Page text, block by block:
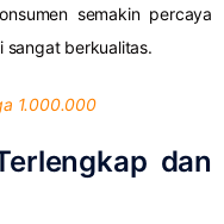
semakin percaya
sangat berkualitas.
1.000.000
dan